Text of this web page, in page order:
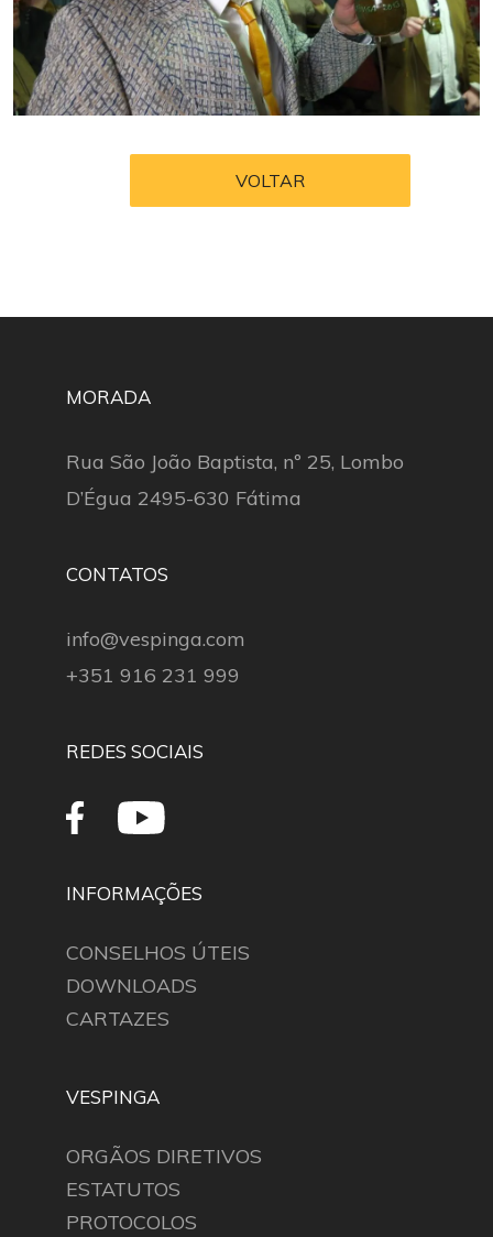
VOLTAR
MORADA
Rua São João Baptista, nº 25, Lombo
D’Égua 2495-630 Fátima
CONTATOS
info@vespinga.com
+351 916 231 999
REDES SOCIAIS
INFORMAÇÕES
CONSELHOS ÚTEIS
DOWNLOADS
CARTAZES
VESPINGA
ORGÃOS DIRETIVOS
ESTATUTOS
PROTOCOLOS